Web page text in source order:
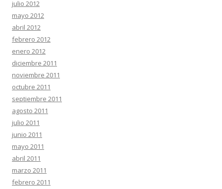
julio 2012
mayo 2012
abril 2012
febrero 2012
enero 2012
diciembre 2011
noviembre 2011
octubre 2011
septiembre 2011
agosto 2011
julio 2011
junio 2011
mayo 2011
abril 2011
marzo 2011
febrero 2011